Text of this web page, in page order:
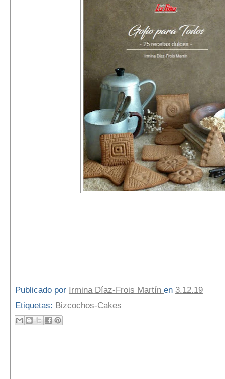
Publicado por Irmina Díaz-Frois Martín en 3.12.19
Etiquetas: Bizcochos-Cakes